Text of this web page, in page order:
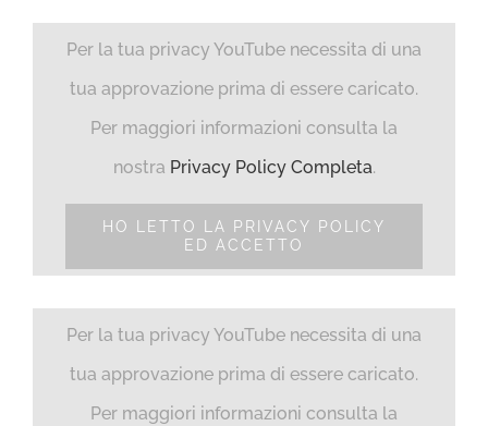
Per la tua privacy YouTube necessita di una
tua approvazione prima di essere caricato.
Per maggiori informazioni consulta la
nostra Privacy Policy Completa.
HO LETTO LA PRIVACY POLICY
ED ACCETTO
Per la tua privacy YouTube necessita di una
tua approvazione prima di essere caricato.
Per maggiori informazioni consulta la